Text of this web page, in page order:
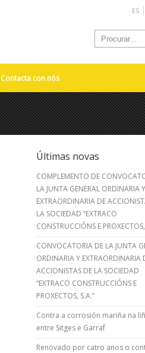
ES
Contacta con nós
Últimas novas
COMPLEMENTO DE
LA JUNTA GENERAL ORDINARIA Y
EXTRAORDINARIA DE
LA SOCIEDAD “EXTRACO
CONSTRUCCIÓNS E
CONVOCATORIA DE LA JUNTA
ORDINARIA Y EXTRAORDINARIA
ACCIONISTAS DE LA SOCIEDAD
“EXTRACO CONSTRUCCIÓNS E
PROXECTOS, S.A.”
Contra a corrosión mariña na
entre Sitges e Garraf
Renovado por catro anos o